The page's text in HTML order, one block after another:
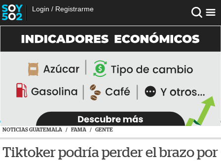
Login / Registrarme
NOTICIAS GUATEMALA / FAMA / GENTE
Tiktoker podría perder el brazo por